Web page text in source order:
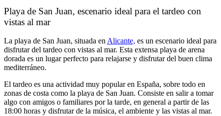
Playa de San Juan, escenario ideal para el tardeo con
vistas al mar
La playa de San Juan, situada en Alicante, es un escenario ideal para
disfrutar del tardeo con vistas al mar. Esta extensa playa de arena
dorada es un lugar perfecto para relajarse y disfrutar del buen clima
mediterráneo.
El tardeo es una actividad muy popular en España, sobre todo en
zonas de costa como la playa de San Juan. Consiste en salir a tomar
algo con amigos o familiares por la tarde, en general a partir de las
18:00 horas y disfrutar de la música, el ambiente y las vistas al mar.